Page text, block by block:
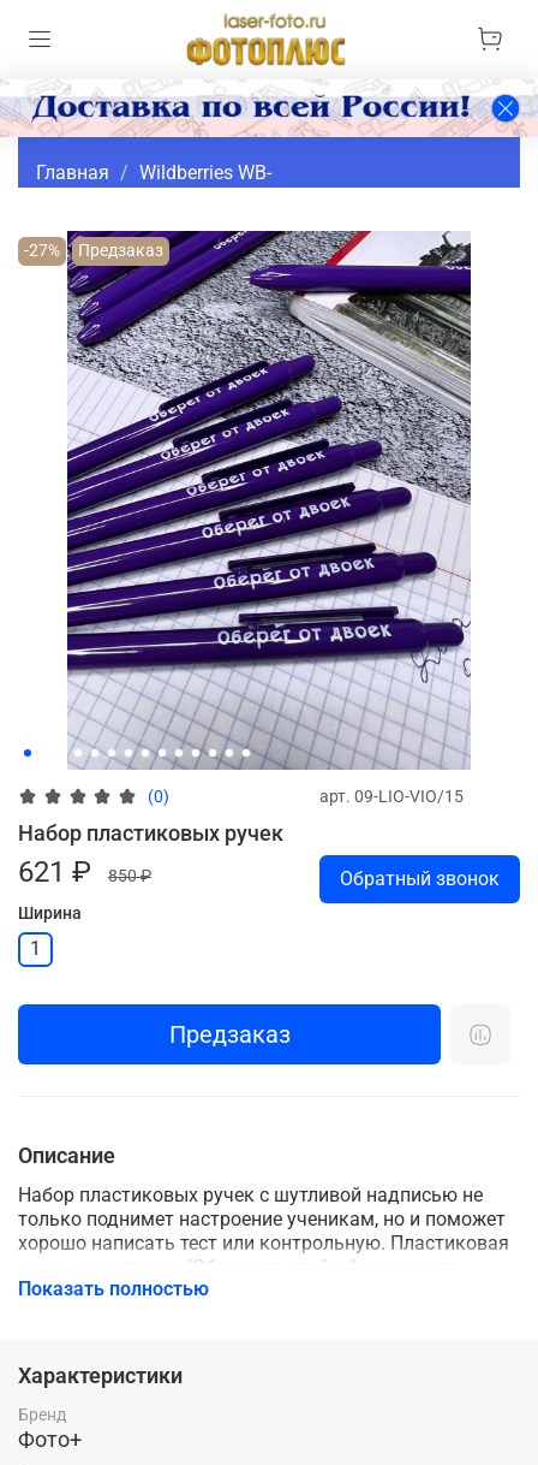
Главная Wildberries WB-
-27% Предзаказ
(0) арт. 09-LIO-VIO/15
Набор пластиковых ручек
621 ₽
850 ₽
Ширина
1
Обратный звонок
Предзаказ
Описание
Набор пластиковых ручек с шутливой надписью не
только поднимет настроение ученикам, но и поможет
хорошо написать тест или контрольную. Пластиковая
ручка с надписью "Оберег от двойки" - порадует
учеников своим веселым текстом. Инструкция по
надо нажать на кнопку сверху, а чтобы паста
спряталась в корпус ручки обратно - нажать на клип
сбоку) Набор ручек будет отличным подарком для
школьников на 23 февраля, 8 марта или 1 сентября)
Показать полностью
Характеристики
Бренд
Фото+